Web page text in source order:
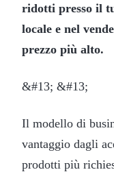
ridotti presso il
locale e nel
prezzo più alto.
&#13; &#13;
Il modello di
vantaggio dagli
prodotti più